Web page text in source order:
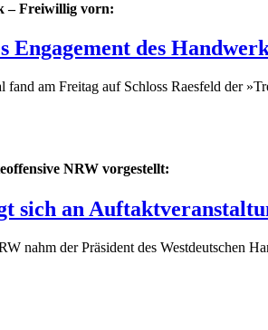
– Freiwillig vorn:
Engagement des
fand am Freitag auf Schloss Raesfeld der
NRW vorgestellt:
sich an
nahm der Präsident des Westdeutschen